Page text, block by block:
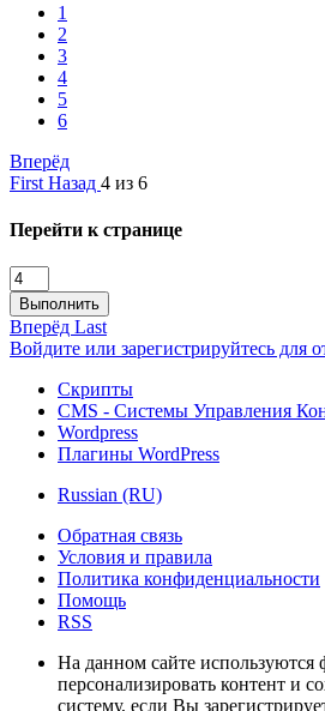
1
2
3
4
5
6
Вперёд
First Назад 4 из 6
Перейти к странице
Выполнить
Вперёд Last
Войдите или зарегистрируйтесь для
Скрипты
CMS - Системы Управления
Wordpress
Плагины WordPress
Russian (RU)
Обратная связь
Условия и правила
Политика конфиденциальности
Помощь
RSS
На данном сайте
персонализировать контент и
систему, если Вы